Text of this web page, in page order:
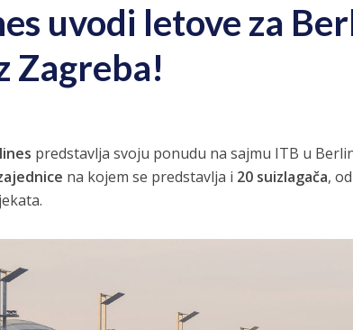
uvodi letove za
Zagreba!
predstavlja svoju ponudu na sajmu ITB u
na kojem se predstavlja i 20 suizlagača,